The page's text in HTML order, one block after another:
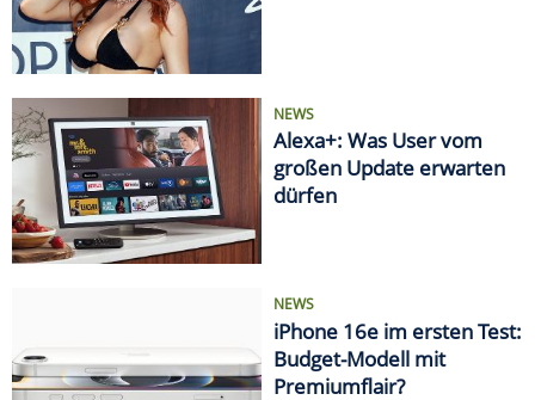
NEWS
Alexa+: Was User vom
großen Update erwarten
dürfen
NEWS
iPhone 16e im ersten Test:
Budget-Modell mit
Premiumflair?